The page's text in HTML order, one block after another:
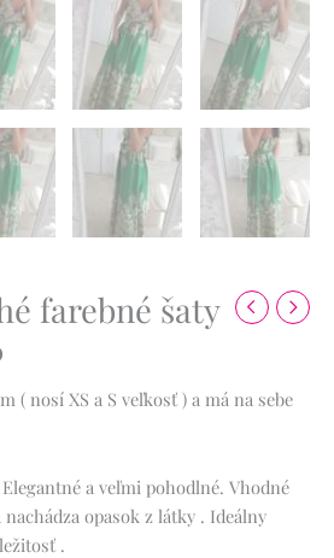
farebné šaty
( nosí XS a S veľkosť ) a má na sebe
a veľmi pohodlné. Vhodné
opasok z látky . Ideálny
.